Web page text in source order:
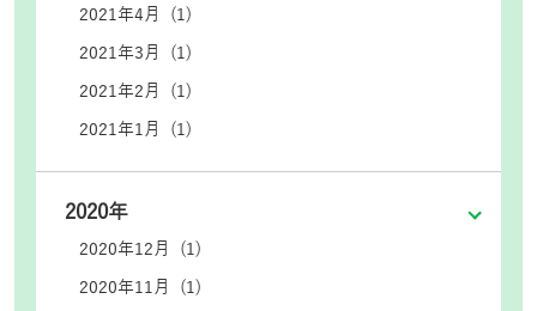
2021年4月 (1)
2021年3月 (1)
2021年2月 (1)
2021年1月 (1)
2020年
2020年12月 (1)
2020年11月 (1)